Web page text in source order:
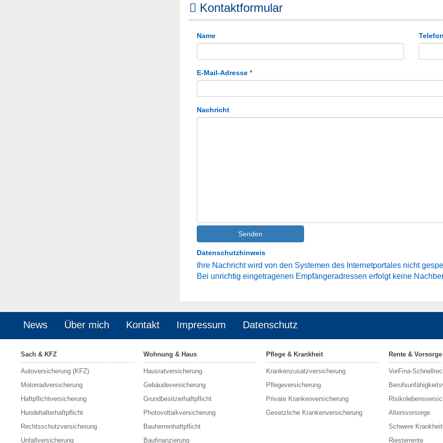
Kontaktformular
Name
E-Mail-Adresse *
Nachricht
Senden
Datenschutzhinweis
Ihre Nachricht wird von den Systemen des Internetportales nicht
Bei unrichtig eingetragenen Empfängeradressen erfolgt keine
News Über mich Kontakt Impressum Datenschutz
Sach & KFZ
Autoversicherung (KFZ)
Motorradversicherung
Haftpflichtversicherung
Hundehalterhaftpflicht
Rechtsschutzversicherung
Unfallversicherung
Wohnung & Haus
Hausratversicherung
Gebäudeversicherung
Grundbesitzerhaftpflicht
Photovoltaikversicherung
Bauherrenhaftpflicht
Baufinanzierung
Pflege & Krankheit
Krankenzusatzversicherung
Pflegeversicherung
Private Krankenversicherung
Gesetzliche Krankenversicherung
Rente & Vorsorge
VorFina-
Altersvorsorge
Schwere
Riesterrente